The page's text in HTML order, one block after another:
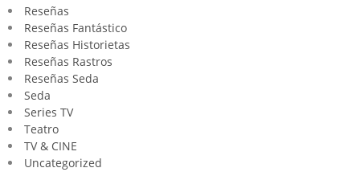
Reseñas
Reseñas Fantástico
Reseñas Historietas
Reseñas Rastros
Reseñas Seda
Seda
Series TV
Teatro
TV & CINE
Uncategorized